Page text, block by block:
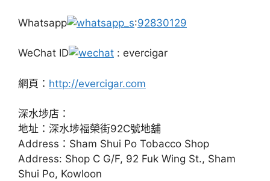
Whatsapp :92830129
WeChat ID : evercigar
網頁： http://evercigar.com
深水埗店：
地址：深水埗福榮街92C號地舖
Address：Sham Shui Po Tobacco Shop
Address: Shop C G/F, 92 Fuk Wing St., Sham
Shui Po, Kowloon